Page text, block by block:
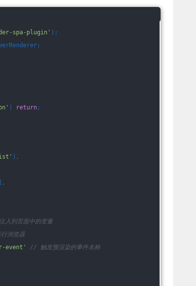
spa-plugin' );
) return;
),
],
入到页面中的变量
浏览器
event'
// 触发预渲染的事件名称